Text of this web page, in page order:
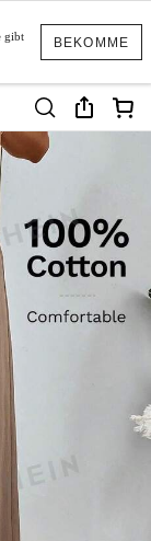
BEKOMME
gibt